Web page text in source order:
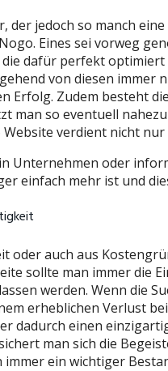
der jedoch so manch
Eines sei vorweg
dafür perfekt
von diesen immer
Erfolg. Zudem besteht
man so eventuell
Website verdient nicht
Unternehmen oder
einfach mehr ist und
oder auch aus
sollte man immer die
werden. Wenn die
erheblichen Verlust
dadurch einen
man sich die
ein wichtiger